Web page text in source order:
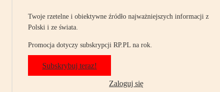
Twoje rzetelne i obiektywne źródło najważniejszych informacji z
Polski i ze świata.
Promocja dotyczy subskrypcji RP.PL na rok.
Subskrybuj teraz!
Zaloguj się